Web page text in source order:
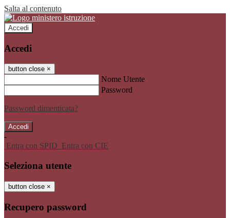
Salta al contenuto
Accedi
Accedi
button close ×
Nome Utente
Password
Password dimenticata?
-
Entra con SPID Entra con CIE
Seleziona utente
button close ×
Recupero password